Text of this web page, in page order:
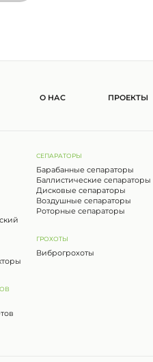
О НАС ПРОЕКТЫ
СЕПАРАТОРЫ
Барабанные сепараторы
Баллистические сепараторы
Дисковые сепараторы
Воздушные сепараторы
Роторные сепараторы
ГРОХОТЫ
Виброгрохоты